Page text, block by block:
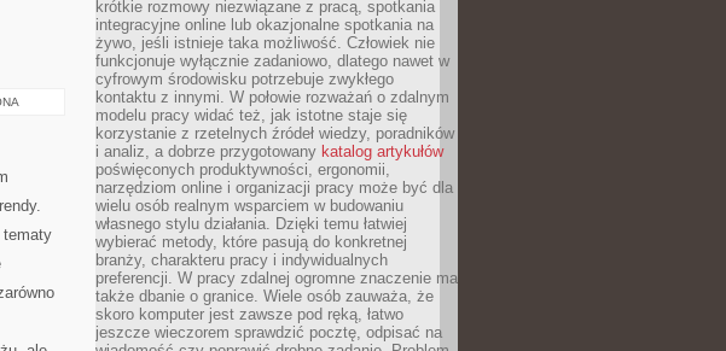
tematy
krótkie rozmowy niezwiązane z pracą, spotkania
integracyjne online lub okazjonalne spotkania na
żywo, jeśli istnieje taka możliwość. Człowiek nie
funkcjonuje wyłącznie zadaniowo, dlatego nawet w
cyfrowym środowisku potrzebuje zwykłego
kontaktu z innymi. W połowie rozważań o zdalnym
modelu pracy widać też, jak istotne staje się
korzystanie z rzetelnych źródeł wiedzy, poradników
i analiz, a dobrze przygotowany katalog artykułów
poświęconych produktywności, ergonomii,
narzędziom online i organizacji pracy może być dla
wielu osób realnym wsparciem w budowaniu
własnego stylu działania. Dzięki temu łatwiej
wybierać metody, które pasują do konkretnej
branży, charakteru pracy i indywidualnych
preferencji. W pracy zdalnej ogromne znaczenie ma
także dbanie o granice. Wiele osób zauważa, że
skoro komputer jest zawsze pod ręką, łatwo
jeszcze wieczorem sprawdzić pocztę, odpisać na